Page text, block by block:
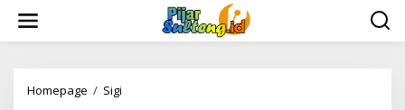
w
Homepage / Sigi